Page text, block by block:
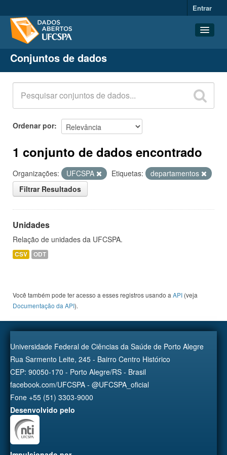
Entrar
Conjuntos de dados
Organizações
Grupos
Sobre
Conjuntos de dados
Ordenar por
1 conjunto de dados encontrado
Organizações: UFCSPA Etiquetas:
departamentos
Filtrar Resultados
Unidades
Relação de unidades da UFCSPA.
CSV ODT
Você também pode ter acesso a esses registros usando a API (veja
Documentação da API).
Universidade Federal de Ciências da Saúde de Porto Alegre
Rua Sarmento Leite, 245 - Bairro Centro Histórico
CEP: 90050-170 - Porto Alegre/RS - Brasil
facebook.com/UFCSPA - @UFCSPA_oficial
Fone +55 (51) 3303-9000
Desenvolvido pelo